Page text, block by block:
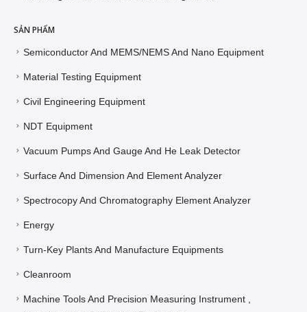
SẢN PHẨM
Semiconductor And MEMS/NEMS And Nano Equipment
Material Testing Equipment
Civil Engineering Equipment
NDT Equipment
Vacuum Pumps And Gauge And He Leak Detector
Surface And Dimension And Element Analyzer
Spectrocopy And Chromatography Element Analyzer
Energy
Turn-Key Plants And Manufacture Equipments
Cleanroom
Machine Tools And Precision Measuring Instrument ,